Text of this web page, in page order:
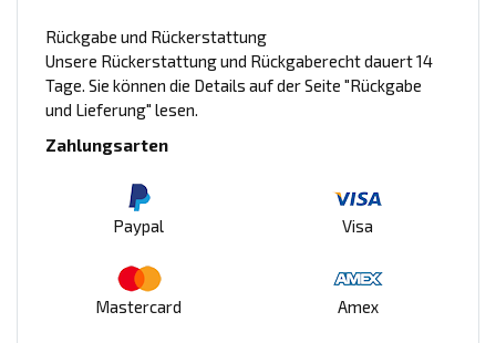
Rückgabe und Rückerstattung
Unsere Rückerstattung und Rückgaberecht dauert 14
Tage. Sie können die Details auf der Seite "Rückgabe
und Lieferung" lesen.
Zahlungsarten
Paypal Visa
Mastercard Amex